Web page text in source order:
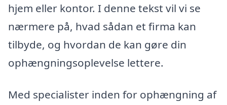
hjem eller kontor. I denne tekst vil vi se
nærmere på, hvad sådan et firma kan
tilbyde, og hvordan de kan gøre din
ophængningsoplevelse lettere.
Med specialister inden for ophængning af